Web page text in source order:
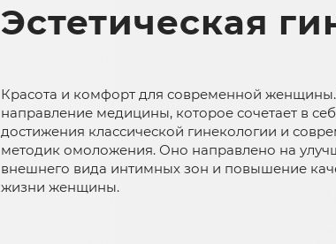
Эстетическая
Красота и комфорт для современной
направление медицины, которое сочетает в
достижения классической гинекологии и
методик омоложения. Оно направлено на
внешнего вида интимных зон и повышение
жизни женщины.